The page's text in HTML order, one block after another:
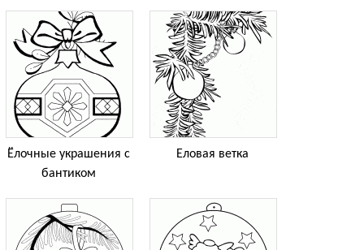
Ёлочные украшения с
бантиком
Еловая ветка